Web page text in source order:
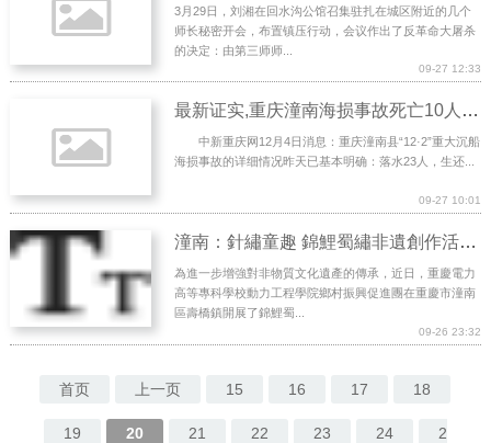
3月29日，刘湘在回水沟公馆召集驻扎在城区附近的几个
师长秘密开会，布置镇压行动，会议作出了反革命大屠杀
的决定：由第三师师...
09-27 12:33
最新证实,重庆潼南海损事故死亡10人3人失踪
中新重庆网12月4日消息：重庆潼南县“12·2”重大沉船
海损事故的详细情况昨天已基本明确：落水23人，生还...
09-27 10:01
潼南：針繡童趣 錦鯉蜀繡非遺創作活動啟幕
為進一步增強對非物質文化遺產的傳承，近日，重慶電力
高等專科學校動力工程學院鄉村振興促進團在重慶市潼南
區壽橋鎮開展了錦鯉蜀...
09-26 23:32
首页 上一页 15 16 17 18
19 20 21 22 23 24 2